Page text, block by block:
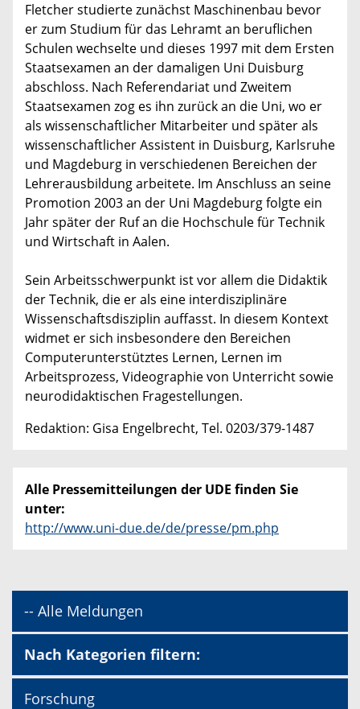
Fletcher studierte zunächst Maschinenbau bevor
er zum Studium für das Lehramt an beruflichen
Schulen wechselte und dieses 1997 mit dem Ersten
Staatsexamen an der damaligen Uni Duisburg
abschloss. Nach Referendariat und Zweitem
Staatsexamen zog es ihn zurück an die Uni, wo er
als wissenschaftlicher Mitarbeiter und später als
wissenschaftlicher Assistent in Duisburg, Karlsruhe
und Magdeburg in verschiedenen Bereichen der
Lehrerausbildung arbeitete. Im Anschluss an seine
Promotion 2003 an der Uni Magdeburg folgte ein
Jahr später der Ruf an die Hochschule für Technik
und Wirtschaft in Aalen.
Sein Arbeitsschwerpunkt ist vor allem die Didaktik
der Technik, die er als eine interdisziplinäre
Wissenschaftsdisziplin auffasst. In diesem Kontext
widmet er sich insbesondere den Bereichen
Computerunterstütztes Lernen, Lernen im
Arbeitsprozess, Videographie von Unterricht sowie
neurodidaktischen Fragestellungen.
Redaktion: Gisa Engelbrecht, Tel. 0203/379-1487
Alle Pressemitteilungen der UDE finden Sie
unter:
http://www.uni-due.de/de/presse/pm.php
-- Alle Meldungen
Nach Kategorien filtern:
Forschung